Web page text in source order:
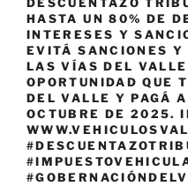
DESCUENTAZO
HASTA UN 80% DE
INTERESES Y
EVITÁ SANCIONES Y
LAS VÍAS DEL
OPORTUNIDAD QUE
DEL VALLE Y PAGÁ
OCTUBRE DE 2025.